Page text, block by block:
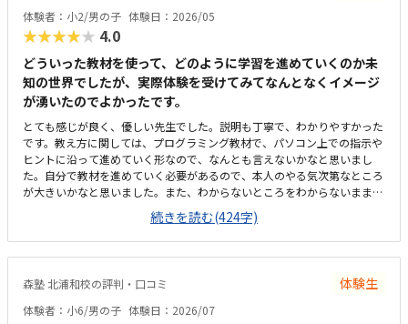
がありましたが、このシートのおかげで成長の道筋が具体的にイメージで
き、安心して通わせることができています。教室までは車で10分ほどかか
周辺は大通りで交通量が多く、路上での一時的な乗り降りが難しいため、
毎回専用駐車場に入れる必要があります。少し手間には感じますが、安全
面を考えると仕方がない部分でもあり、安心して送り迎えができる環境だ
と思っています。教室内は全体的にきれいに整っており、落ち着いた雰囲
気で学べる環境だと感じました。設備もきちんと手入れされていて、パソ
コンや机まわりも清潔に保たれているため、子どもが安心して集中できる
空間になっています。初めてのプログラミング学習でも不安なく取り組め
る環境が整っている点は、とても良い印象でした。教室の割引制度がある
ことで助かってはいますが、正規料金だけを見るとやはり高いと感じてい
ます。今は割引があるから続けられていますが、もしこの制度がなくなっ
ると景品と交換できる仕組みになっているため、子どもも毎回楽しみにし
ともなく、安心して続けられています。上記でお話したとおり、教室の雰
体験者：小2/男の子 体験日：2026/05
★★★★★ 4.0
どういった教材を使って、どのように学習を進めていくのか未
知の世界でしたが、実際体験を受けてみてなんとなくイメージ
が湧いたのでよかったです。
とても感じが良く、優しい先生でした。説明も丁寧で、わかりやすかった
です。教え方に関しては、プログラミング教材で、パソコン上での指示や
ヒントに沿って進めていく形なので、なんとも言えないかなと思いまし
た。自分で教材を進めていく必要があるので、本人のやる気次第なところ
が大きいかなと思いました。また、わからないところをわからないまま適
当に進めず、きちんと質問し、確認しながらできるかどうかが懸念点で
す。家から近く、徒歩で子ども1人でも通わせることができそうなので、
そこは魅力的だなと思いました。こじんまりとした教室ですが、机や椅子
は綺麗でした。余計なものが置かれていないので勉強に集中できそうな環
ソコンとその中にある教材を使用するため、高くなってしまうのは仕方な
いかなとも思います。マイクラが使われているということで子どもが興味
続きを読む(424字)
森塾 北浦和校の評判・口コミ 体験生
体験者：小6/男の子 体験日：2026/07